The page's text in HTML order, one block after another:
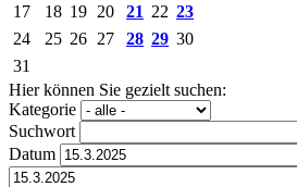
17
18 19 20 21 22 23
24
25 26 27 28 29 30
31
Hier können Sie gezielt suchen:
Kategorie
Suchwort
Datum